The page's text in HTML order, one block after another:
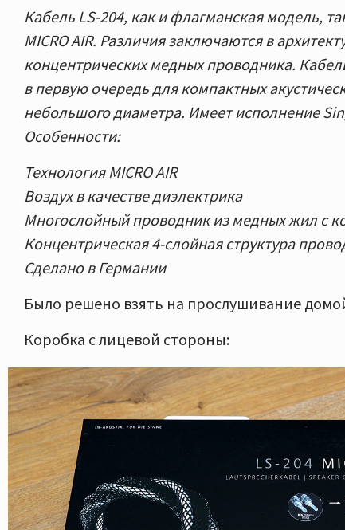
Кабель LS-204, как и флагманская модель,
MICRO AIR. Различия заключаются в
концентрических медных проводника.
в первую очередь для компактных
небольшого диаметра. Имеет исполнение
Особенности:
Технология MICRO AIR
Воздух в качестве диэлектрика
Многослойный проводник из медных жил с
Концентрическая 4-слойная структура
Сделано в Германии
Было решено взять на прослушивание
Коробка с лицевой стороны: